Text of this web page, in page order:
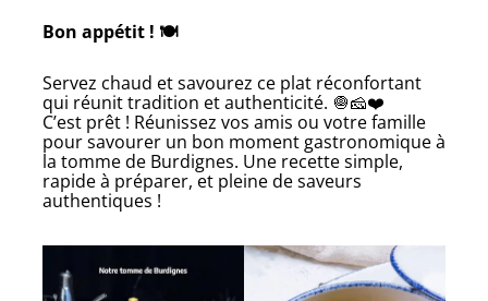
Bon appétit ! 🍽️
Servez chaud et savourez ce plat réconfortant
qui réunit tradition et authenticité. 🧅🧀❤️
C’est prêt ! Réunissez vos amis ou votre famille
pour savourer un bon moment gastronomique à
la tomme de Burdignes. Une recette simple,
rapide à préparer, et pleine de saveurs
authentiques !